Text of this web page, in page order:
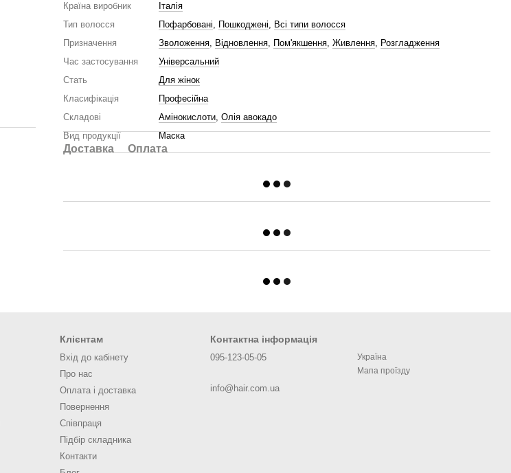
Країна виробник
Італія
Тип волосся
Пофарбовані, Пошкоджені, Всі типи волосся
Призначення
Зволоження, Відновлення, Пом'якшення, Живлення, Розгладження
Час застосування
Універсальний
Стать
Для жінок
Класифікація
Професійна
Складові
Амінокислоти, Олія авокадо
Вид продукції
Маска
Доставка Оплата
Клієнтам
Вхід до кабінету
Про нас
Оплата і доставка
Повернення
Співпраця
Підбір складника
Контакти
Контактна інформація
095-123-05-05
info@hair.com.ua
Україна
Мапа проїзду